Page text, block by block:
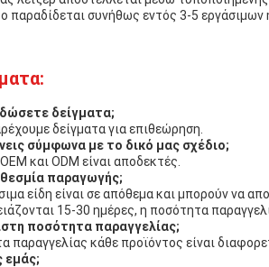
παραδίδεται συνήθως εντός 3-5
δείγματα;
δείγματα για επιθεώρηση.
σύμφωνα με το δικό μας σχέδιο;
και ODM είναι αποδεκτές.
παραγωγής;
είδη είναι σε απόθεμα και μπορούν να
15-30 ημέρες, η ποσότητα
ποσότητα παραγγελίας;
παραγγελίας κάθε προϊόντος είναι
εμάς;